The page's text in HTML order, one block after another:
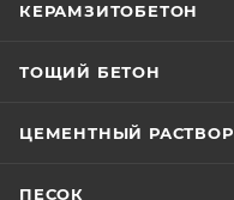
КЕРАМЗИТОБЕТОН
ТОЩИЙ БЕТОН
ЦЕМЕНТНЫЙ РАСТВОР
ПЕСОК